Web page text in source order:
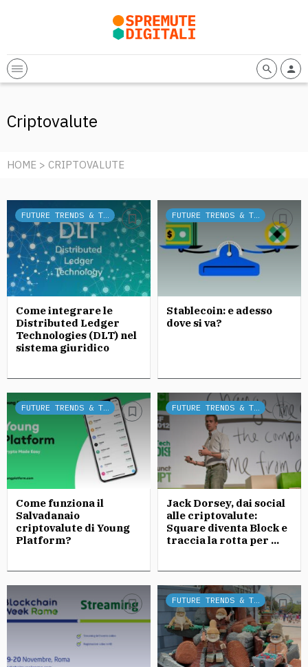
Criptovalute
HOME > CRIPTOVALUTE
FUTURE TRENDS & TECH
Come integrare le
Distributed Ledger
Technologies (DLT) nel
sistema giuridico
FUTURE TRENDS & TECH
Stablecoin: e adesso
dove si va?
FUTURE TRENDS & TECH
Come funziona il
Salvadanaio
criptovalute di Young
Platform?
FUTURE TRENDS & TECH
Jack Dorsey, dai social
alle criptovalute:
Square diventa Block e
traccia la rotta per ...
FUTURE TRENDS & TECH